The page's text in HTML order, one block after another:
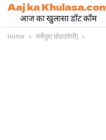
Home रानीपुर( घोड़ाडोंगरी)